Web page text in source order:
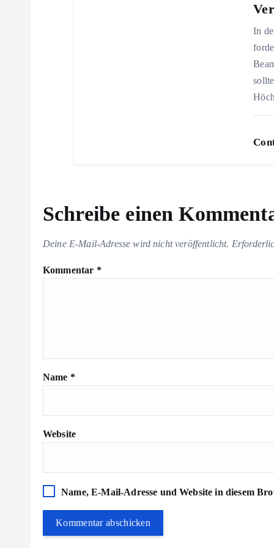
In
Schreibe einen
Deine E-Mail-Adresse wird nicht veröffentlicht.
Kommentar *
Name *
Website
Name, E-Mail-Adresse und Website in diesem